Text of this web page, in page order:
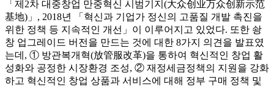
「제2차 대중창업 만중혁신 시범기지(大众创业万众创新示范
基地)」, 2018년 「혁신과 기업가 정신의 고품질 개발 촉진을
위한 정책 등 지속적인 개선」이 이루어지고 있었다. 또한 솽
창 업그레이드 버전을 만드는 것에 대한 8가지 의견을 발표였
는데, ① 방관복개혁(放管服改革)을 통하여 혁신적인 창업 활
성화와 공정한 시장환경 조성, ② 재정세금정책의 지원을 강화
하고 혁신적인 창업 상품과 서비스에 대해 정부 구매 정책 및